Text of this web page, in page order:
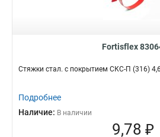
Fortisflex
Стяжки стал. с покрытием СКС-П (316)
Подробнее
Наличие: В наличии
9,78 ₽